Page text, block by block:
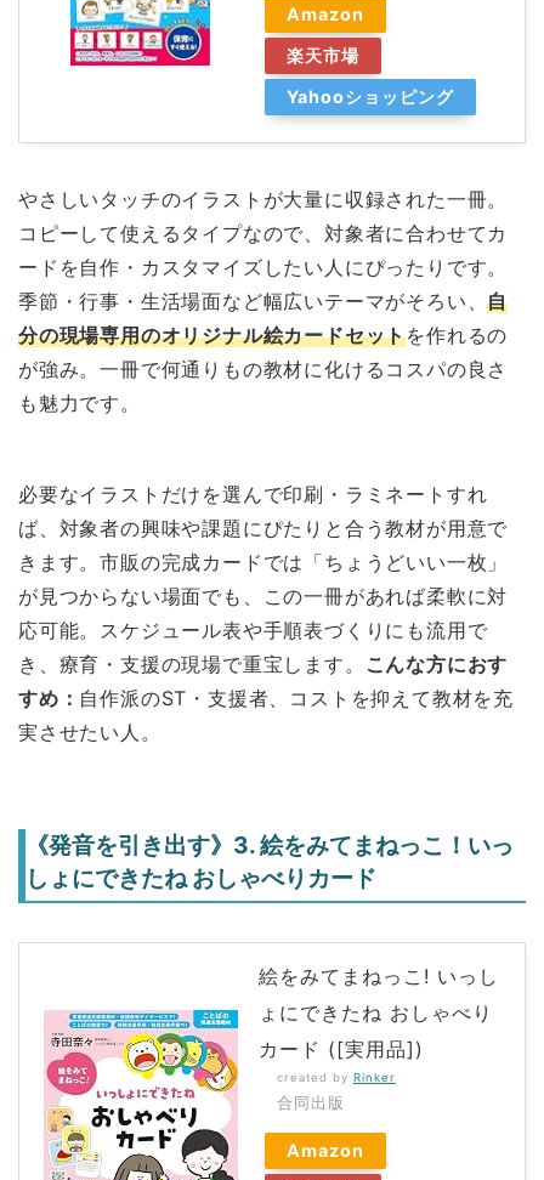
Amazon
楽天市場
Yahooショッピング
やさしいタッチのイラストが大量に収録された一冊。
コピーして使えるタイプなので、対象者に合わせてカ
ードを自作・カスタマイズしたい人にぴったりです。
季節・行事・生活場面など幅広いテーマがそろい、自
分の現場専用のオリジナル絵カードセットを作れるの
が強み。一冊で何通りもの教材に化けるコスパの良さ
も魅力です。
必要なイラストだけを選んで印刷・ラミネートすれ
ば、対象者の興味や課題にぴたりと合う教材が用意で
きます。市販の完成カードでは「ちょうどいい一枚」
が見つからない場面でも、この一冊があれば柔軟に対
応可能。スケジュール表や手順表づくりにも流用で
き、療育・支援の現場で重宝します。
こんな方におす
すめ： 自作派のST・支援者、コストを抑えて教材を充
実させたい人。
《発音を引き出す》3. 絵をみてまねっこ！いっ
しょにできたね おしゃべりカード
絵をみてまねっこ! いっし
ょにできたね おしゃべり
カード ([実用品])
created by Rinker
合同出版
Amazon